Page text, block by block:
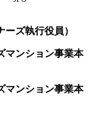
ズ執行役員）
マンション事業本
マンション事業本